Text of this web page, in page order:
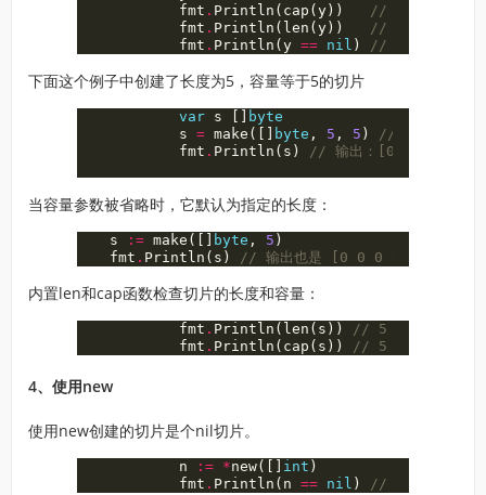
fmt . Println ( cap (y))
// 0
fmt . Println ( len (y))
// 0
fmt . Println (y == nil ) // false
下面这个例子中创建了长度为5，容量等于5的切片
var s [] byte
s = make ([] byte , 5 , 5 )
// 指定了长度
fmt . Println ( s ) // 输出：[0 0 0 0 0]
当容量参数被省略时，它默认为指定的长度：
s := make ([] byte , 5 )
fmt . Println ( s ) // 输出也是 [0 0 0 0 0]
内置len和cap函数检查切片的长度和容量：
fmt . Println ( len ( s ))
// 5
fmt . Println ( cap ( s )) // 5
4、使用new
使用new创建的切片是个nil切片。
n := *new([] int )
fmt . Println ( n == nil ) // true